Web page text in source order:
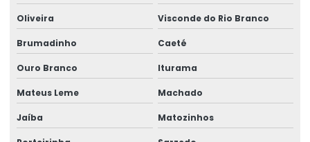
Oliveira Visconde do Rio Branco
Brumadinho Caeté
Ouro Branco Iturama
Mateus Leme Machado
Jaíba Matozinhos